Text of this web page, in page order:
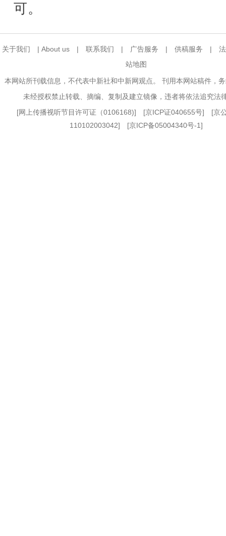
可。
关于我们 | About us | 联系我们 | 广告服务 | 供稿服务 |
站地图
本网站所刊载信息，不代表中新社和中新网观点。 刊用本网站稿件，
未经授权禁止转载、摘编、复制及建立镜像，违者将依法追究法
[网上传播视听节目许可证（0106168)] [京ICP证040655号] [京
110102003042] [京ICP备05004340号-1]